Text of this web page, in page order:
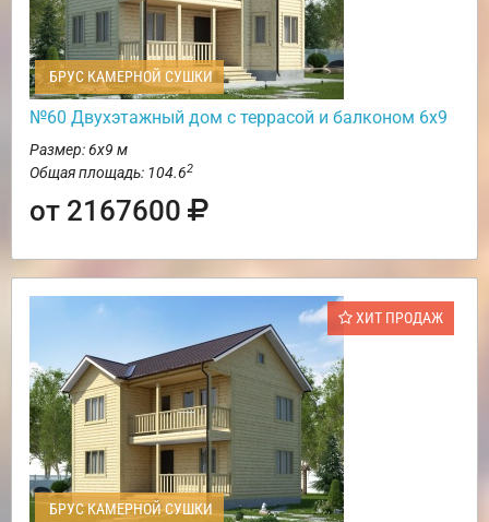
БРУС КАМЕРНОЙ СУШКИ
№60 Двухэтажный дом с террасой и балконом 6х9
Размер: 6х9 м
Общая площадь: 104.62
от 2167600
ХИТ ПРОДАЖ
БРУС КАМЕРНОЙ СУШКИ